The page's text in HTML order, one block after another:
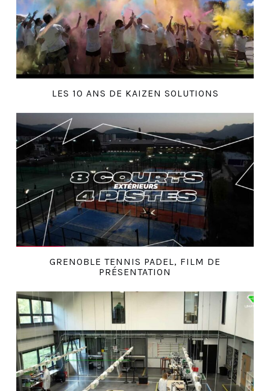
LES 10 ANS DE KAIZEN SOLUTIONS
GRENOBLE TENNIS PADEL, FILM DE
PRÉSENTATION